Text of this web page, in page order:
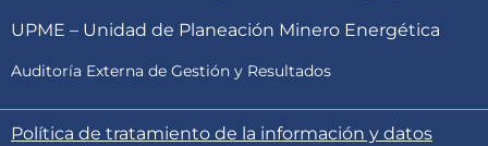
UPME – Unidad de Planeación Minero Energética
Auditoría Externa de Gestión y Resultados
Política de tratamiento de la información y datos